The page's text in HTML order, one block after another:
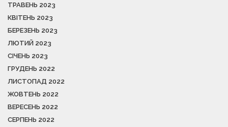
ТРАВЕНЬ 2023
КВІТЕНЬ 2023
БЕРЕЗЕНЬ 2023
ЛЮТИЙ 2023
СІЧЕНЬ 2023
ГРУДЕНЬ 2022
ЛИСТОПАД 2022
ЖОВТЕНЬ 2022
ВЕРЕСЕНЬ 2022
СЕРПЕНЬ 2022